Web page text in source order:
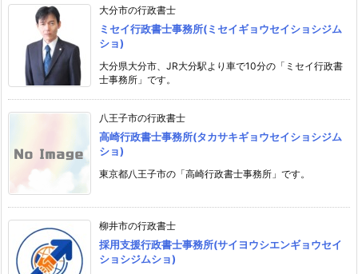
大分市の行政書士
ミセイ行政書士事務所(ミセイギョウセイショシジム
ショ)
大分県大分市、JR大分駅より車で10分の「ミセイ行政書
士事務所」です。
八王子市の行政書士
高崎行政書士事務所(タカサキギョウセイショシジム
ショ)
東京都八王子市の「高崎行政書士事務所」です。
柳井市の行政書士
採用支援行政書士事務所(サイヨウシエンギョウセイ
ショシジムショ)